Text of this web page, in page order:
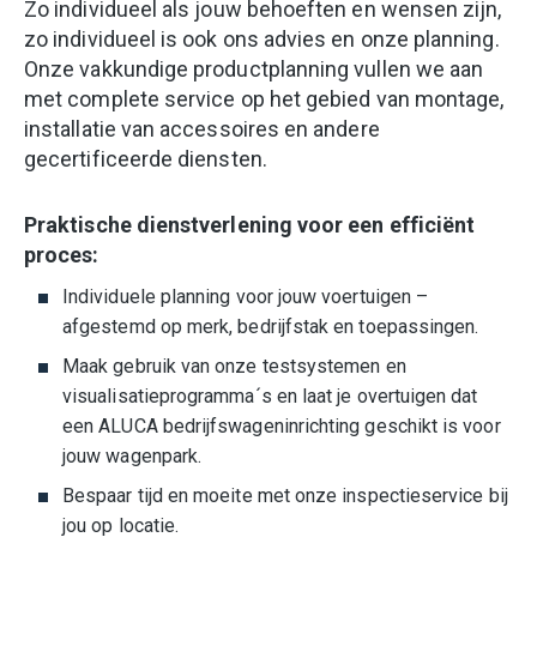
Zo individueel als jouw behoeften en wensen zijn,
zo individueel is ook ons advies en onze planning.
Onze vakkundige productplanning vullen we aan
met complete service op het gebied van montage,
installatie van accessoires en andere
gecertificeerde diensten.
Praktische dienstverlening voor een efficiënt
proces:
Individuele planning voor jouw voertuigen –
afgestemd op merk, bedrijfstak en toepassingen.
Maak gebruik van onze testsystemen en
visualisatieprogramma´s en laat je overtuigen dat
een ALUCA bedrijfswageninrichting geschikt is voor
jouw wagenpark.
Bespaar tijd en moeite met onze inspectieservice bij
jou op locatie.